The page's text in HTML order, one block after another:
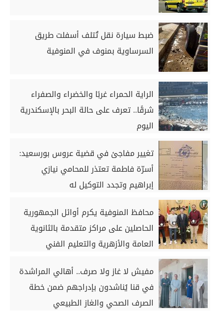
ضبط سيارة نقل تُتلف أسفلت طريق
السرساوية بمنوف في المنوفية
الراية الحمراء غربًا والخضراء والصفراء
شرقًا.. تعرف على حالة البحر بالإسكندرية
اليوم
تغيير مفاجئ في قضية عروس بورسعيد:
أسرّة فاطمة تعتذر للمحامي نيازي
إبراهيم وتجدد التوكيل له
محافظ المنوفية يكرم أوائل الجمهورية
الحاصلين على مراكز متقدمة بالثانوية
العامة والأزهرية والتعليم الفني
مفيش لا غاز ولا صرف.. أهالي المراشدة
في قنا يُناشدون بإدراجهم ضمن خطة
الصرف الصحي والغاز الطبيعي